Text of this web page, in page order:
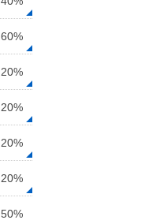
60%
20%
20%
20%
20%
50%